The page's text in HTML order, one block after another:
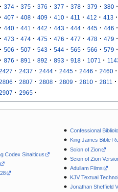
· 374 · 375 · 376 · 377 · 378 · 379 · 380 ·
· 407 · 408 · 409 · 410 · 411 · 412 · 413 ·
· 440 · 441 · 442 · 443 · 444 · 445 · 446 ·
· 473 · 474 · 475 · 476 · 477 · 478 · 479 ·
· 506 · 507 · 543 · 544 · 565 · 566 · 579 ·
· 876 · 891 · 892 · 893 · 918 · 1071 ·
· 2437 · 2444 · 2445 · 2446 · 2460 ·
· 2807 · 2808 · 2809 · 2810 · 2811 ·
· 2965 ·
Codex Sinaiticus
Confessional
King James Bible
Scion of Zion
Scion of Zion
Adullam Films
KJV Textual
Jonathan Sheffield